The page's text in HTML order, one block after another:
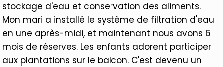
stockage d'eau et conservation des aliments.
Mon mari a installé le système de filtration d'eau
en une après-midi, et maintenant nous avons 6
mois de réserves. Les enfants adorent participer
aux plantations sur le balcon. C'est devenu un